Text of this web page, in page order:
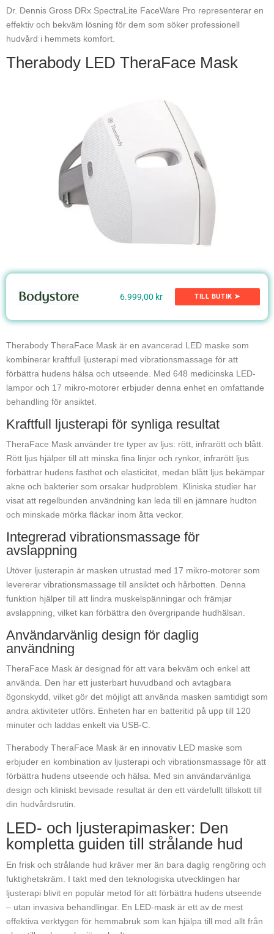
Dr. Dennis Gross DRx SpectraLite FaceWare Pro representerar en
effektiv och bekväm lösning för dem som söker professionell
hudvård i hemmets komfort.
Therabody LED TheraFace Mask
6.999,00 kr TILL BUTIK ➤
Therabody TheraFace Mask är en avancerad LED maske som
kombinerar kraftfull ljusterapi med vibrationsmassage för att
förbättra hudens hälsa och utseende. Med 648 medicinska LED-
lampor och 17 mikro-motorer erbjuder denna enhet en omfattande
behandling för ansiktet.
Kraftfull ljusterapi för synliga resultat
TheraFace Mask använder tre typer av ljus: rött, infrarött och blått.
Rött ljus hjälper till att minska fina linjer och rynkor, infrarött ljus
förbättrar hudens fasthet och elasticitet, medan blått ljus bekämpar
akne och bakterier som orsakar hudproblem. Kliniska studier har
visat att regelbunden användning kan leda till en jämnare hudton
och minskade mörka fläckar inom åtta veckor.
Integrerad vibrationsmassage för
avslappning
Utöver ljusterapin är masken utrustad med 17 mikro-motorer som
levererar vibrationsmassage till ansiktet och hårbotten. Denna
funktion hjälper till att lindra muskelspänningar och främjar
avslappning, vilket kan förbättra den övergripande hudhälsan.
Användarvänlig design för daglig
användning
TheraFace Mask är designad för att vara bekväm och enkel att
använda. Den har ett justerbart huvudband och avtagbara
ögonskydd, vilket gör det möjligt att använda masken samtidigt som
andra aktiviteter utförs. Enheten har en batteritid på upp till 120
minuter och laddas enkelt via USB-C.
Therabody TheraFace Mask är en innovativ LED maske som
erbjuder en kombination av ljusterapi och vibrationsmassage för att
förbättra hudens utseende och hälsa. Med sin användarvänliga
design och kliniskt bevisade resultat är den ett värdefullt tillskott till
din hudvårdsrutin.
LED- och ljusterapimasker: Den
kompletta guiden till strålande hud
En frisk och strålande hud kräver mer än bara daglig rengöring och
fuktighetskräm. I takt med den teknologiska utvecklingen har
ljusterapi blivit en populär metod för att förbättra hudens utseende
– utan invasiva behandlingar. En LED-mask är ett av de mest
effektiva verktygen för hemmabruk som kan hjälpa till med allt från